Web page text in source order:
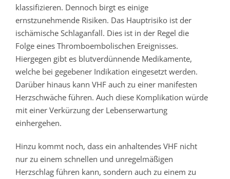
klassifizieren. Dennoch birgt es einige
ernstzunehmende Risiken. Das Hauptrisiko ist der
ischämische Schlaganfall. Dies ist in der Regel die
Folge eines Thromboembolischen Ereignisses.
Hiergegen gibt es blutverdünnende Medikamente,
welche bei gegebener Indikation eingesetzt werden.
Darüber hinaus kann VHF auch zu einer manifesten
Herzschwäche führen. Auch diese Komplikation würde
mit einer Verkürzung der Lebenserwartung
einhergehen.
Hinzu kommt noch, dass ein anhaltendes VHF nicht
nur zu einem schnellen und unregelmäßigen
Herzschlag führen kann, sondern auch zu einem zu